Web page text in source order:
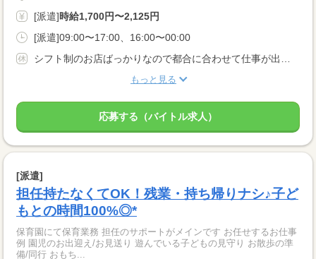
[派遣]時給1,700円〜2,125円
[派遣]09:00〜17:00、16:00〜00:00
もっと見る
応募する（バイトル求人）
[派遣]
担任持たなくてOK！残業・持ち帰りナシ♪子ど
もとの時間100%◎*
保育園にて保育業務 担任のサポートがメインです お任せするお仕事
例 園児のお出迎え/お見送り 遊んでいる子どもの見守り お散歩の準
備/同行 おもち...